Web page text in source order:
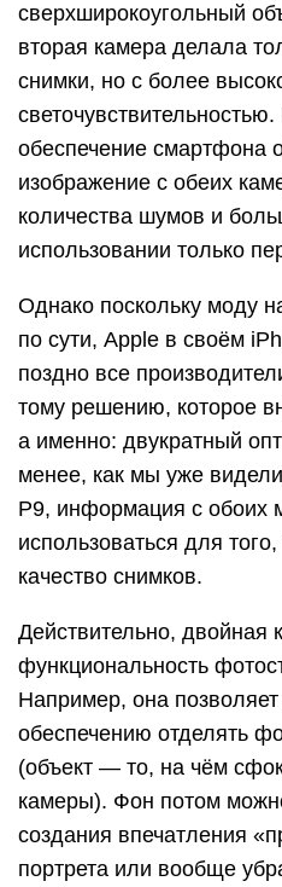
сверхширокоугольный
вторая камера делала
снимки, но с более
обеспечение смартфона
изображение с обеих
количества шумов и
использовании только
Однако поскольку моду
по сути, Apple в своём
поздно все
тому решению, которое
а именно: двукратный
менее, как мы уже
P9, информация с обоих
использоваться для
качество снимков.
Действительно, двойная
функциональность
Например, она
обеспечению отделять
(объект — то, на чём
камеры). Фон потом
создания впечатления
портрета или вообще